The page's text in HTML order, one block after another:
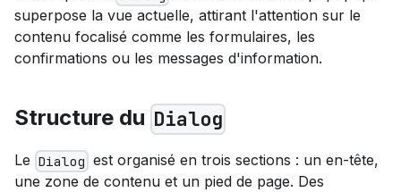
superpose la vue actuelle, attirant l'attention sur le
contenu focalisé comme les formulaires, les
confirmations ou les messages d'information.
Structure du Dialog
Le Dialog est organisé en trois sections : un en-tête,
une zone de contenu et un pied de page. Des